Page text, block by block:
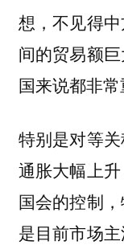
想，不见得
间的贸易额
国来说都非常
特别是对等
通胀大幅上
国会的控制
是目前市场